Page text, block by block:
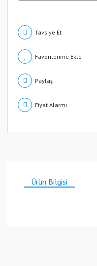
Tavsiye Et
Paylaş
Fiyat Alarmı
Ürün Bilgisi